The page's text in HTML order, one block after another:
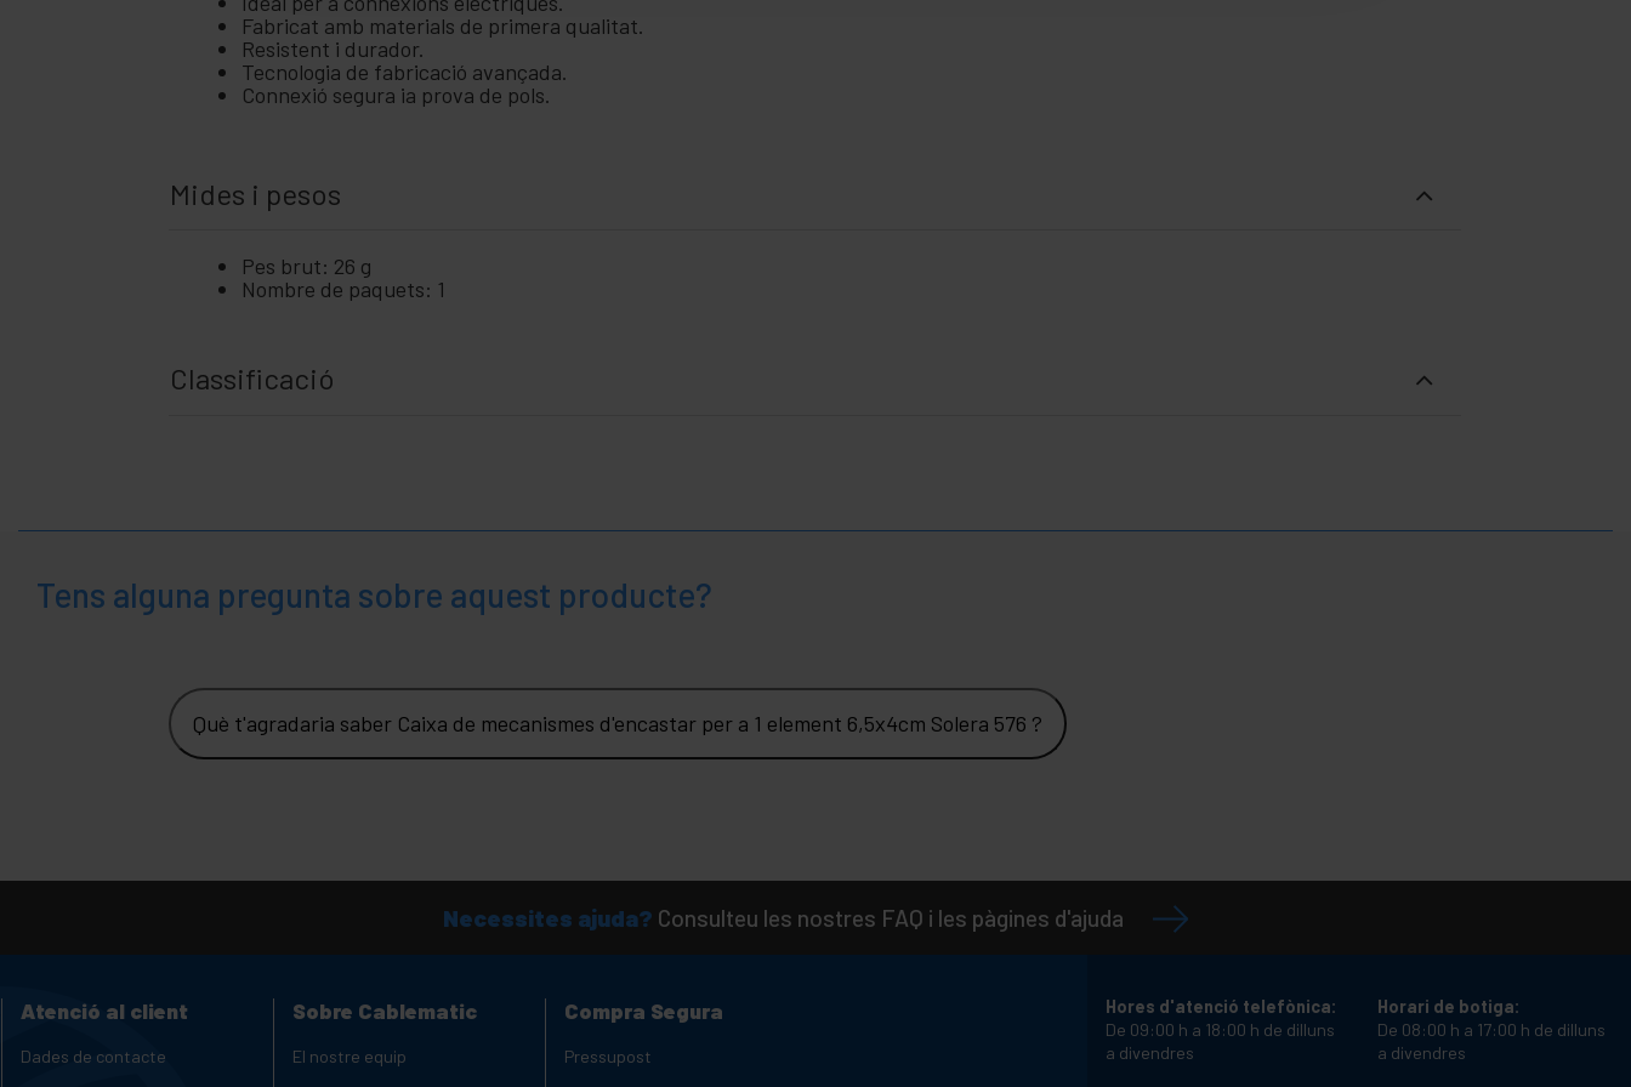
Fabricat amb materials de primera qualitat.
Resistent i durador.
Tecnologia de fabricació avançada.
Connexió segura ia prova de pols.
Mides i pesos
Pes brut: 26 g
Nombre de paquets: 1
Classificació
Tens alguna pregunta sobre aquest producte?
Què t'agradaria saber Caixa de mecanismes d'encastar per a 1 element 6,5x4cm Solera 576 ?
Necessites ajuda? Consulteu les nostres FAQ i les pàgines d'ajuda
Atenció al client
Dades de contacte
Sobre Cablematic
El nostre equip
Compra Segura
Pressupost
Hores d'atenció telefònica:
De 09:00 h a 18:00 h de dilluns
a divendres
Horari de botiga:
De 08:00 h a 17:00 h de dilluns
a divendres